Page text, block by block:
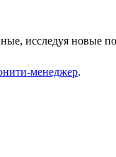
исследуя новые
менеджер.